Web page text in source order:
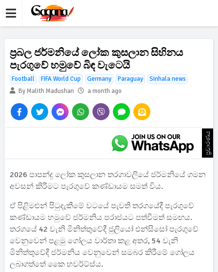
ප්‍රබල ජර්මනියේ ලෝක කුසලාන සිහිනය
පැරගුවේ හමුවේ බිඳ වැටෙයි
Football FIFA World Cup Germany Paraguay
Sinhala news
By Malith Madushan
a month ago
ප්‍රචාරණය
2026 පාපන්දු ලෝක කුසලාන තරගාවලියේ ජර්මනියේ ගමන
අවසන් කිරීමට පැරගුවේ කණ්ඩායම සමත් විය.
ඒ පිළිමළුන් පිටුදැකීමේ වටයේ පැවති තරගයේදී පැරගුවේ
කණ්ඩායම හමුවේ ජර්මනිය පරාජයට පත්වීමත් සමඟය.
තරගයේ 42 වැනි මිනිත්තුවේදී ජුලියෝ එන්සිසෝ පැරගුවේ
වෙනුවෙන් පළමු ගෝලය වාර්තා කළ අතර, 54 වැනි
මිනිත්තුවේදී ජර්මනිය වෙනුවෙන් සමබර කිරීමේ ගෝලය
ලබාගත්තේ කෛ හවර්ට්ස්ය.